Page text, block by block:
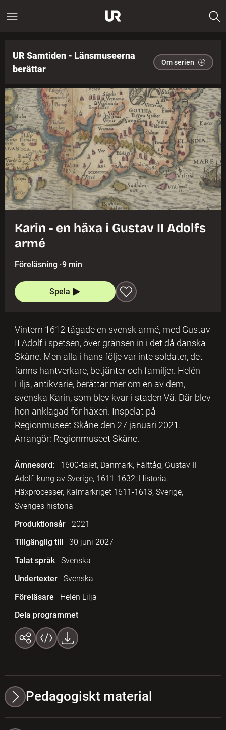
UR Samtiden - Länsmuseerna
berättar
Om serien
Karin - en häxa i Gustav II Adolfs
armé
Föreläsning ·9 min
Spela
Vintern 1612 tågade en svensk armé, med Gustav
II Adolf i spetsen, över gränsen in i det då danska
Skåne. Men alla i hans följe var inte soldater, det
fanns hantverkare, betjänter och familjer. Helén
Lilja, antikvarie, berättar mer om en av dem,
svenska Karin, som blev kvar i staden Vä. Där blev
hon anklagad för häxeri. Inspelat på
Regionmuseet Skåne den 27 januari 2021.
Arrangör: Regionmuseet Skåne.
Ämnesord:
1600-talet, Danmark, Fälttåg, Gustav II
Adolf, kung av Sverige, 1611-1632, Historia,
Häxprocesser, Kalmarkriget 1611-1613, Sverige,
Sveriges historia
Produktionsår
2021
Tillgänglig till
30 juni 2027
Talat språk
Svenska
Undertexter
Svenska
Föreläsare
Helén Lilja
Dela programmet
Pedagogiskt material